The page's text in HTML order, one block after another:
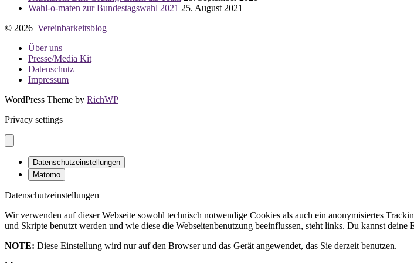
Wahl-o-maten zur Bundestagswahl 2021 25. August 2021
© 2026 Vereinbarkeitsblog
Über uns
Presse/Media Kit
Datenschutz
Impressum
WordPress Theme by RichWP
Privacy settings
Datenschutzeinstellungen
Matomo
Datenschutzeinstellungen
Wir verwenden auf dieser Webseite sowohl technisch notwendige Cookies als auch ein anonymisiertes
und Skripte benutzt werden und wie diese die Webseitenbenutzung beeinflussen, steht links. Du kannst
NOTE: Diese Einstellung wird nur auf den Browser und das Gerät angewendet, das Sie derzeit benutzen.